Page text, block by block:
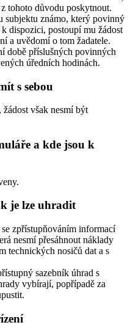
tohoto důvodu poskytnout.
subjektu známo, který povinný
dispozici, postoupí mu žádost
a uvědomí o tom žadatele.
době příslušných povinných
úředních hodinách.
s sebou
však nesmí být
a kde jsou k
je lze uhradit
zpřístupňováním informací
nesmí přesáhnout náklady
technických nosičů dat a s
sazebník úhrad s
vybírají, popřípadě za